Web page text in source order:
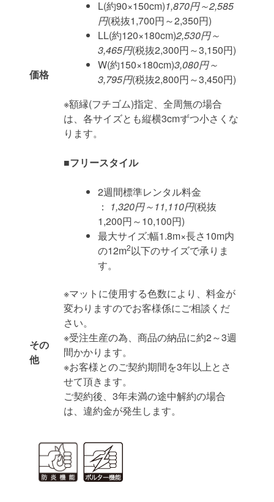
価格
L(約90×150cm)1,870円～2,585
円(税抜1,700円～2,350円)
LL(約120×180cm)2,530円～
3,465円(税抜2,300円～3,150円)
W(約150×180cm)3,080円～
3,795円(税抜2,800円～3,450円)
※額縁(フチゴム)指定、全周無の場合
は、各サイズとも縦横3cmずつ小さくな
ります。
■フリースタイル
2週間標準レンタル料金
： 1,320円～11,110円(税抜
1,200円～10,100円)
最大サイズ:幅1.8m×長さ10m内
の12m2以下のサイズで承りま
す。
その
他
※マットに使用する色数により、料金が
変わりますのでお客様係にご相談くだ
さい。
※受注生産の為、商品の納品に約2～3週
間かかります。
※お客様とのご契約期間を3年以上とさ
せて頂きます。
ご契約後、3年未満の途中解約の場合
は、違約金が発生します。